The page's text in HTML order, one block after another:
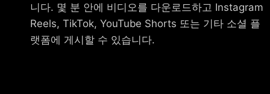
니다. 몇 분 안에 비디오를 다운로드하고 Instagram
Reels, TikTok, YouTube Shorts 또는 기타 소셜 플
랫폼에 게시할 수 있습니다.